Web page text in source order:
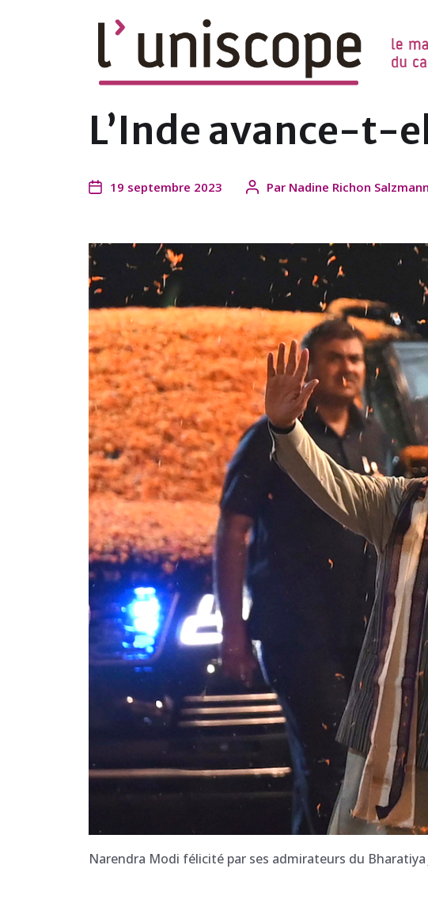
le magazine en ligne du campus de l'UNIL
L’Inde avance-t-
19 septembre 2023 Par Nadine Richon Salzmann
Narendra Modi félicité par ses admirateurs du